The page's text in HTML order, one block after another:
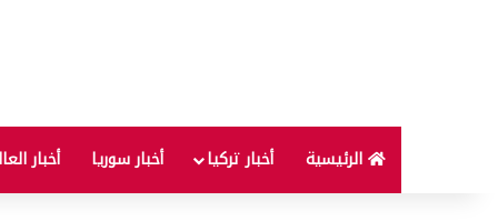
الرئيسية أخبار تركيا أخبار سوريا أخبار